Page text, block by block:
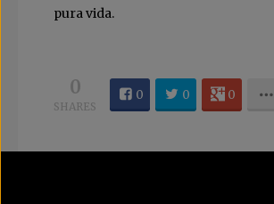
pura vida.
0
SHARES
0 0 0